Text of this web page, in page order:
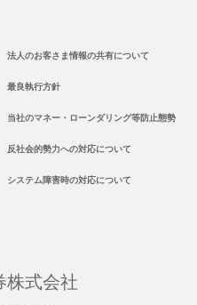
法人のお客さま情報の共有について
最良執行方針
当社のマネー・ローンダリング等防止態勢
反社会的勢力への対応について
システム障害時の対応について
株式会社